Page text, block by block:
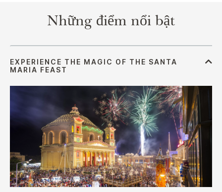
Những điểm nổi bật